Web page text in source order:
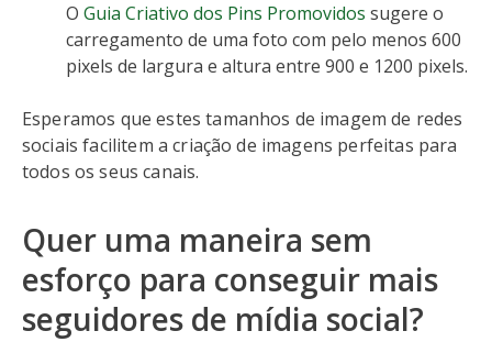
O Guia Criativo dos Pins Promovidos sugere o
carregamento de uma foto com pelo menos 600
pixels de largura e altura entre 900 e 1200 pixels.
Esperamos que estes tamanhos de imagem de redes
sociais facilitem a criação de imagens perfeitas para
todos os seus canais.
Quer uma maneira sem
esforço para conseguir mais
seguidores de mídia social?